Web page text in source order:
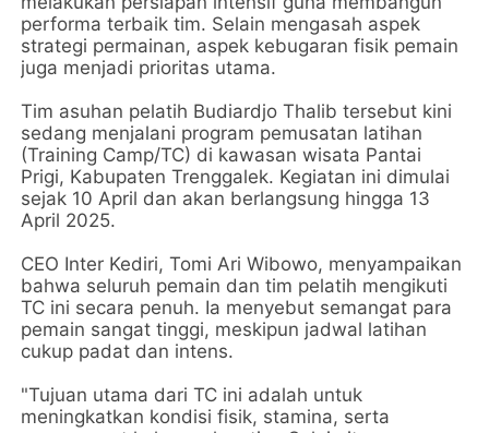
performa terbaik tim. Selain mengasah aspek
strategi permainan, aspek kebugaran fisik pemain
juga menjadi prioritas utama.
Tim asuhan pelatih Budiardjo Thalib tersebut kini
sedang menjalani program pemusatan latihan
(Training Camp/TC) di kawasan wisata Pantai
Prigi, Kabupaten Trenggalek. Kegiatan ini dimulai
sejak 10 April dan akan berlangsung hingga 13
April 2025.
CEO Inter Kediri, Tomi Ari Wibowo, menyampaikan
bahwa seluruh pemain dan tim pelatih mengikuti
TC ini secara penuh. Ia menyebut semangat para
pemain sangat tinggi, meskipun jadwal latihan
cukup padat dan intens.
"Tujuan utama dari TC ini adalah untuk
meningkatkan kondisi fisik, stamina, serta